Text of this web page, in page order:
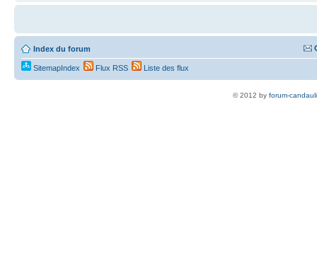
Index du forum
SitemapIndex Flux RSS Liste des flux
© 2012 by forum-